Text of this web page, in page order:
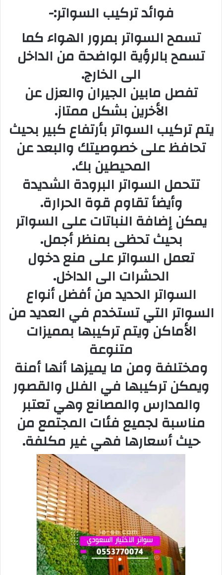
فوائد تركیب السواتر:-
تسمح السواتر بمرور الھواء كما
تسمح بالرؤیة الواضحة من الداخل
الى الخارج.
تفصل مابین الجیران والعزل عن
الأخرین بشكل ممتاز.
یتم تركیب السواتر بأرتفاع كبیر بحیث
تحافظ على خصوصیتك والبعد عن
المحیطین بك.
تتحمل السواتر البرودة الشدیدة
وأیضأ تقاوم قوة الحرارة.
یمكن إضافة النباتات على السواتر
بحیث تحظى بمنظر أجمل.
تعمل السواتر على منع دخول
الحشرات الى الداخل.
السواتر الحدید من أفضل أنواع
السواتر التي تستخدم في العدید من
الأماكن ویتم تركیبھا بممیزات
متنوعة
ومختلفة ومن ما یمیزھا أنھا أمنة
ویمكن تركیبھا في الفلل والقصور
والمدارس والمصانع وھي تعتبر
مناسبة لجمیع فئات المجتمع من
حیث أسعارھا فھي غیر مكلفة.